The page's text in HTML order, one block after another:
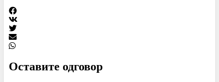
Оставите одговор